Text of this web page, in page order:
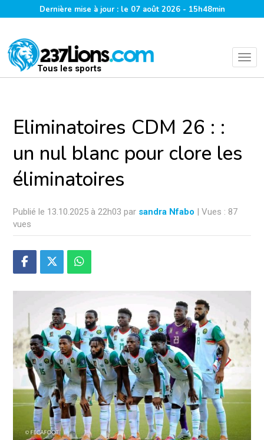
Dernière mise à jour : le 07 août 2026 - 15h48min
Tous les sports
Eliminatoires CDM 26 : :
un nul blanc pour clore les
éliminatoires
Publié le 13.10.2025 à 22h03 par sandra Nfabo | Vues : 87
vues